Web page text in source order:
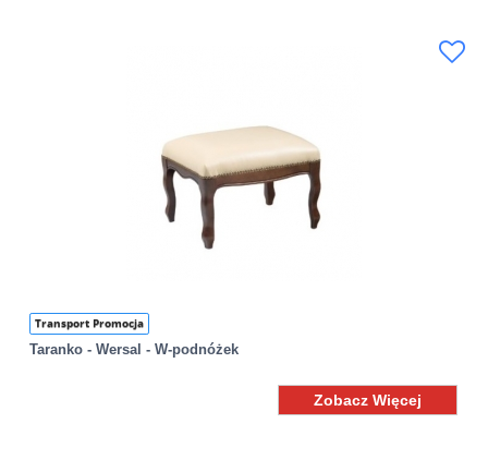
Transport Promocja
Taranko - Wersal - W-podnóżek
Zobacz Więcej